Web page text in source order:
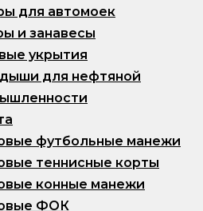
для автомоек
и занавесы
укрытия
для нефтяной
футбольные манежи
теннисные корты
конные манежи
ФОК